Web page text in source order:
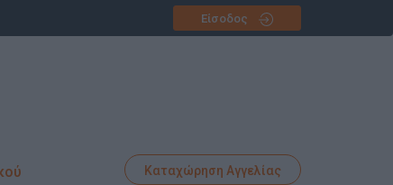
Είσοδος
Καταχώρηση Αγγελίας